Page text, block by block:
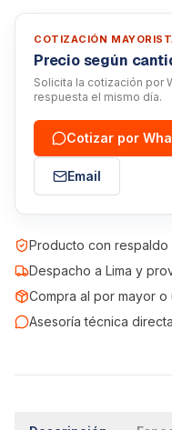
COTIZACIÓN
Precio según
Solicita la cotización por
respuesta el mismo día.
Cotizar por
Email
Producto con respaldo
Despacho a Lima y
Compra al por mayor o
Asesoría técnica directa